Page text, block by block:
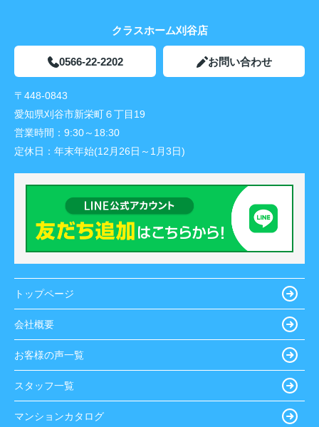
クラスホーム刈谷店
0566-22-2202 お問い合わせ
〒448-0843
愛知県刈谷市新栄町６丁目19
営業時間： 9:30～18:30
定休日： 年末年始(12月26日～1月3日)
トップページ
会社概要
お客様の声一覧
スタッフ一覧
マンションカタログ